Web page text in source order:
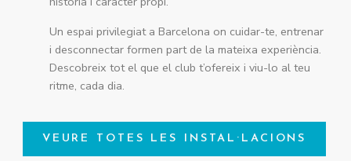
Un espai privilegiat a Barcelona on cuidar-te, entrenar
i desconnectar formen part de la mateixa experiència.
Descobreix tot el que el club t’ofereix i viu-lo al teu
ritme, cada dia.
VEURE TOTES LES INSTAL·LACIONS